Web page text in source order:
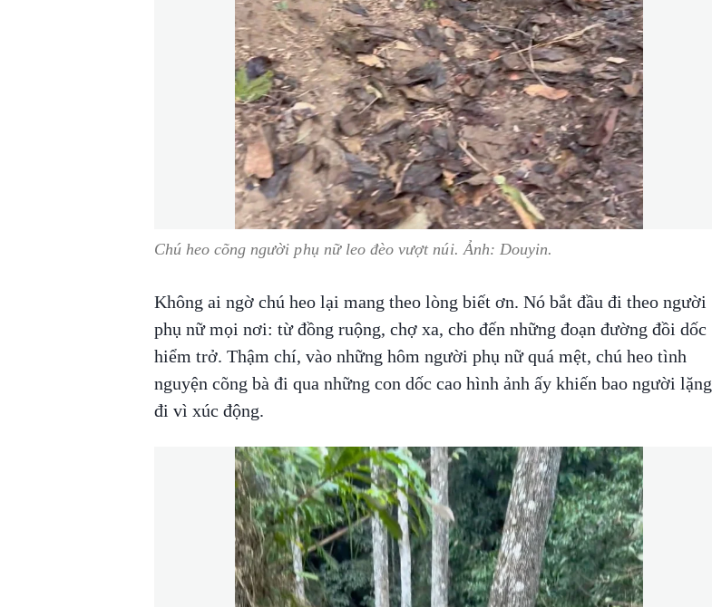
Chú heo cõng người phụ nữ leo đèo vượt núi. Ảnh: Douyin.
Không ai ngờ chú heo lại mang theo lòng biết ơn. Nó bắt đầu đi theo người
phụ nữ mọi nơi: từ đồng ruộng, chợ xa, cho đến những đoạn đường đồi dốc
hiểm trở. Thậm chí, vào những hôm người phụ nữ quá mệt, chú heo tình
nguyện cõng bà đi qua những con dốc cao hình ảnh ấy khiến bao người lặng
đi vì xúc động.